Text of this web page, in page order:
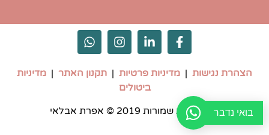
הצהרת נגישות ​ | מדיניות פרטיות | תקנון האתר | מדיניות
ביטולים
כל הזכויות שמורות 2019 ©️ אפרת אבלאיבואי נדבר